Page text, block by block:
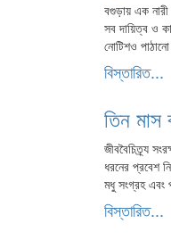
বগুড়ায় এক নারী
সব দায়িত্ব ও
নোটিশও
বিস্তারিত...
তিন মাস
জীববৈচিত্র্য
ধরনের প্রবেশ
মধু সংগ্রহ এবং
বিস্তারিত...